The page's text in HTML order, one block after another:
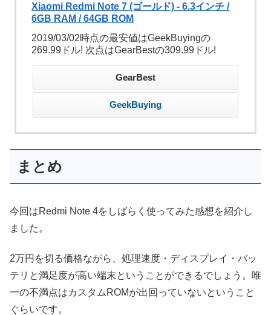
Xiaomi Redmi Note 7 (ゴールド) - 6.3インチ /
6GB RAM / 64GB ROM
2019/03/02時点の最安値はGeekBuyingの
269.99ドル! 次点はGearBestの309.99ドル!
GearBest
GeekBuying
まとめ
今回はRedmi Note 4をしばらく使ってみた感想を紹介し
ました。
2万円を切る価格ながら、処理速度・ディスプレイ・バッ
テリと満足度が高い端末ということができるでしょう。唯
一の不満点はカスタムROMが出回っていないということ
ぐらいです。